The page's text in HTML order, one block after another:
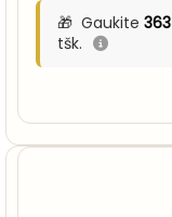
Gaukite 363
tšk.